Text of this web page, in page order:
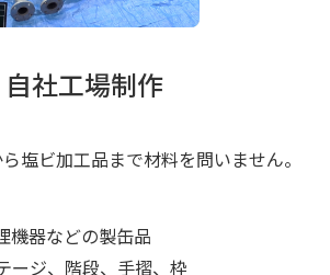
自社工場制作
塩ビ加工品まで材料を問いません。
機器などの製缶品
ージ、階段、手摺、枠